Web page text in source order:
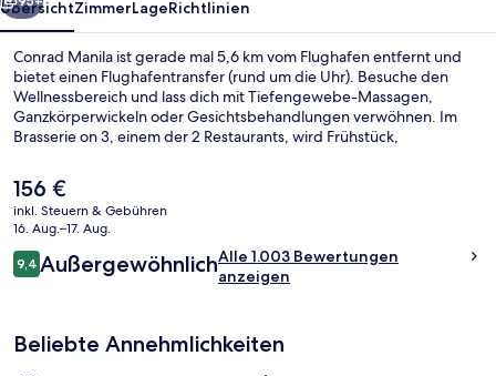
ÜbersichtZimmerLageRichtlinien
Conrad Manila ist gerade mal 5,6 km vom Flughafen entfernt und
bietet einen Flughafentransfer (rund um die Uhr). Besuche den
Wellnessbereich und lass dich mit Tiefengewebe-Massagen,
Ganzkörperwickeln oder Gesichtsbehandlungen verwöhnen. Im
Brasserie on 3, einem der 2 Restaurants, wird Frühstück,
dieses Hotel im luxuriösen Stil einen Außenpool, eine Poolbar und
einen rund um die Uhr geöffneten Fitnessbereich. Andere Reisende
lieben das hilfsbereite Personal und die Lage.
Der
aktuelle
Preis
156 €.
156 €
inkl. Steuern & Gebühren
16. Aug.–17. Aug.
Bewertungen
9,49,4 von 10.
AußergewöhnlichAlle 1.003 Bewertungen
anzeigen
Beliebte Annehmlichkeiten